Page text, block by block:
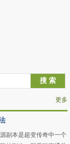
更多
副本是超变传奇中一个